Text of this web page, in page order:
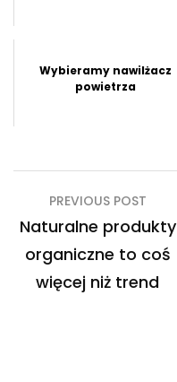
Wybieramy nawilżacz
powietrza
Nawigacja
wpisu
PREVIOUS POST
Naturalne produkty
organiczne to coś
więcej niż trend